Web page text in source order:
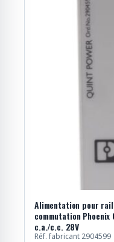
Alimentation pour rail
commutation
c.a./c.c. 28V
Réf. fabricant 2904599